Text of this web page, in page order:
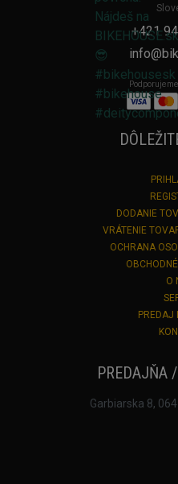
+421
DODANIE
VRÁTENIE
OCHRANA
O
PREDAJ
PREDAJŇA
Garbiarska 8,